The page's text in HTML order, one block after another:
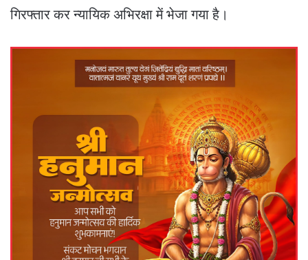
गिरफ्तार कर न्यायिक अभिरक्षा में भेजा गया है।